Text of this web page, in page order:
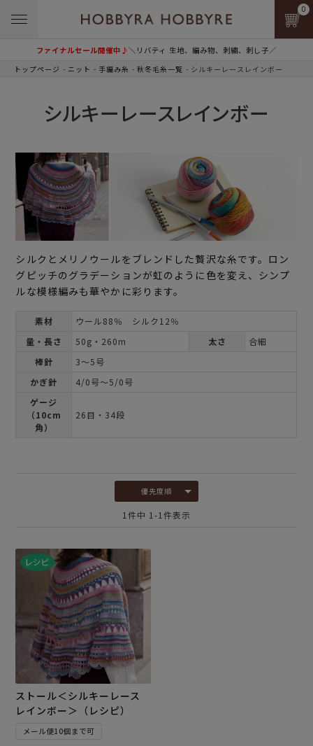
ファイナルセール開催中♪＼リバティ 生地、編み物、刺繍、刺し子／
0
トップページ ニット 手編み糸 秋冬毛糸一覧 シルキーレースレインボー
シルキーレースレインボー
シルクとメリノウールをブレンドした贅沢な糸です。ロン
グピッチのグラデーションが虹のように色を変え、シンプ
ルな模様編みも華やかに彩ります。
素材
ウール88％ シルク12％
量・長さ
50g・260m 太さ
合細
棒針
3～5号
かぎ針
4/0号～5/0号
ゲージ
（10cm
角）
26目・34段
優先度順
1 件中 1 -1 件表示
ストール＜シルキーレース
レインボー＞（レシピ）
メール便10個まで可